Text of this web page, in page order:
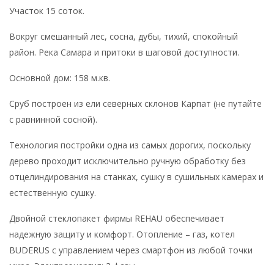
Участок 15 соток.
Вокруг смешанный лес, сосна, дубы, тихий, спокойный
район. Река Самара и притоки в шаговой доступности.
Основной дом: 158 м.кв.
Сруб построен из ели северных склонов Карпат (не путайте
с равнинной сосной).
Технология постройки одна из самых дорогих, поскольку
дерево проходит исключительно ручную обработку без
отцелиндирования на станках, сушку в сушильных камерах и
естественную сушку.
Двойной стеклопакет фирмы REHAU обеспечивает
надежную защиту и комфорт. Отопление – газ, котел
BUDERUS с управлением через смартфон из любой точки